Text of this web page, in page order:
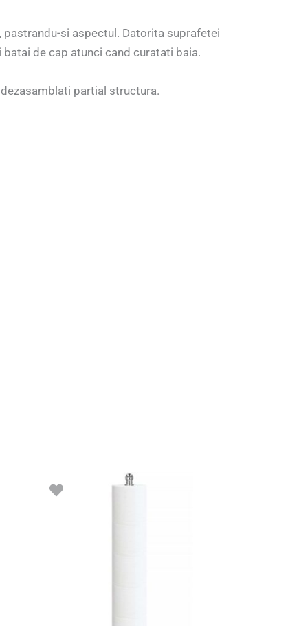
si aspectul. Datorita suprafetei
de cap atunci cand curatati baia.
partial structura.